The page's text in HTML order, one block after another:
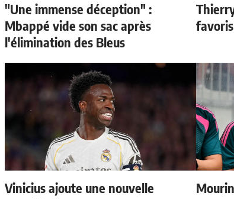
"Une immense déception" :
Mbappé vide son sac après
l'élimination des Bleus
Vinicius ajoute une nouvelle